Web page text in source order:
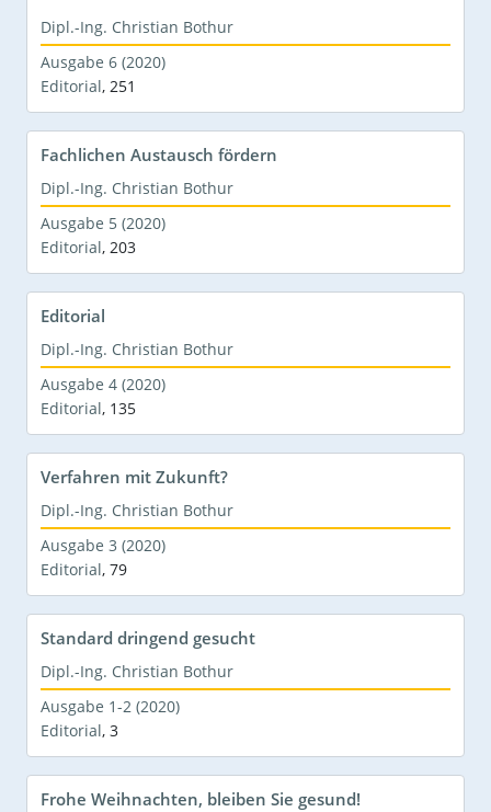
Dipl.-Ing. Christian Bothur
Ausgabe 6 (2020)
Editorial, 251
Fachlichen Austausch fördern
Dipl.-Ing. Christian Bothur
Ausgabe 5 (2020)
Editorial, 203
Editorial
Dipl.-Ing. Christian Bothur
Ausgabe 4 (2020)
Editorial, 135
Verfahren mit Zukunft?
Dipl.-Ing. Christian Bothur
Ausgabe 3 (2020)
Editorial, 79
Standard dringend gesucht
Dipl.-Ing. Christian Bothur
Ausgabe 1-2 (2020)
Editorial, 3
Frohe Weihnachten, bleiben Sie gesund!